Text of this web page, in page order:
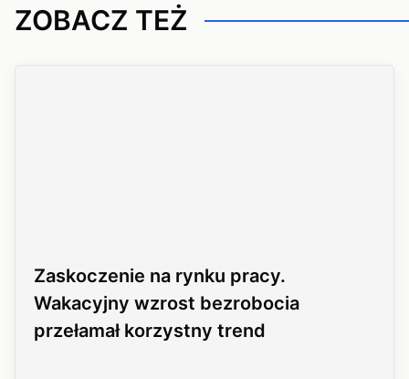
ZOBACZ TEŻ
Zaskoczenie na rynku pracy.
Wakacyjny wzrost bezrobocia
przełamał korzystny trend